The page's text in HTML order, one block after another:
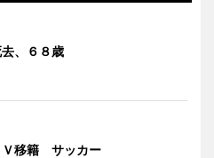
、６８歳
Ｖ移籍 サッカー